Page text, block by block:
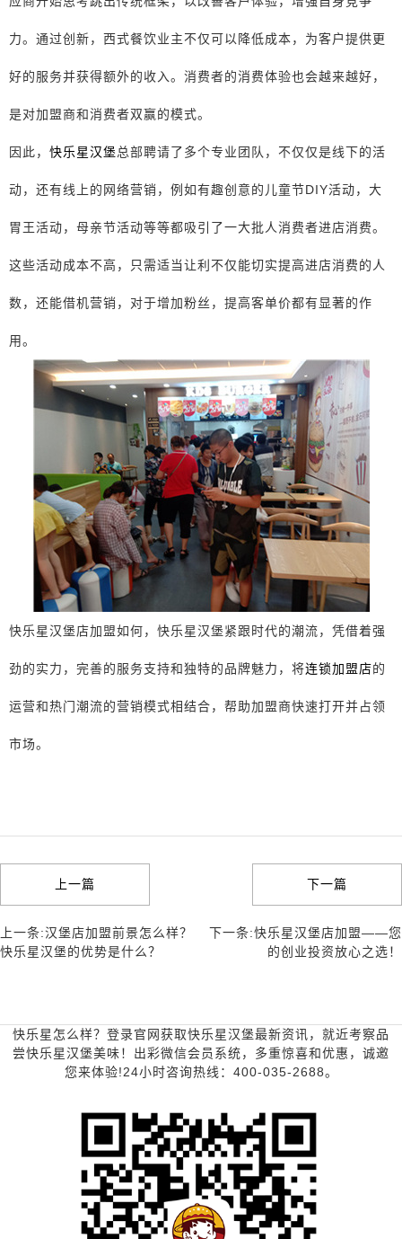
力。通过创新，西式餐饮业主不仅可以降低成本，为客户提供更
好的服务并获得额外的收入。消费者的消费体验也会越来越好，
是对加盟商和消费者双赢的模式。
因此， 快乐星汉堡总部聘请了多个专业团队，不仅仅是线下的活
动，还有线上的网络营销，例如有趣创意的儿童节DIY活动，大
胃王活动，母亲节活动等等都吸引了一大批人消费者进店消费。
这些活动成本不高，只需适当让利不仅能切实提高进店消费的人
数，还能借机营销，对于增加粉丝，提高客单价都有显著的作
用。
快乐星汉堡店加盟如何，快乐星汉堡紧跟时代的潮流，凭借着强
劲的实力，完善的服务支持和独特的品牌魅力，将连锁加盟店的
运营和热门潮流的营销模式相结合，帮助加盟商快速打开并占领
市场。
上一篇
上一条:汉堡店加盟前景怎么样？
快乐星汉堡的优势是什么？
下一篇
下一条:快乐星汉堡店加盟——您
的创业投资放心之选！
快乐星怎么样？登录官网获取快乐星汉堡最新资讯，就近考察品
尝快乐星汉堡美味！出彩微信会员系统，多重惊喜和优惠，诚邀
您来体验!24小时咨询热线：400-035-2688。